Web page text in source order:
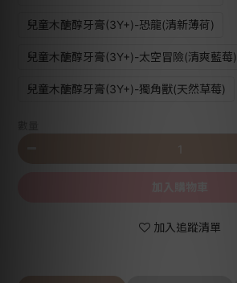
兒童木醣醇牙膏(3Y+)-恐龍(清新薄荷)
兒童木醣醇牙膏(3Y+)-太空冒險(清爽藍莓)
兒童木醣醇牙膏(3Y+)-獨角獸(天然草莓)
加入追蹤清單